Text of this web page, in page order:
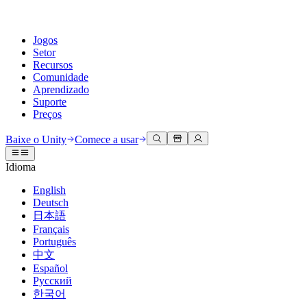
Jogos
Setor
Recursos
Comunidade
Aprendizado
Suporte
Preços
Engine do Unity
Crie jogos 2D e 3D para qualquer plataforma
Colaboração
Colabore e itere rapidamente com sua equipe
Baixe o Unity
Planos e preços
Implante
Multiplataforma
Colaboração 3D
Construa e revise projetos 3D em tempo real
Treinamento imersivo
Treine em ambientes imersivos
Experiências do cliente
Crie experiências interativas em 3D
Setores
Manufatura
Documentação
Ferramentas de desenvolvedor
Versões de lançamento e rastreador de problemas
Roteiro
Revisar recursos futuros
Glossário
Discussões
Eventos
Eventos globais e locais
Histórias da comunidade
Made with Unity
Mostrando criadores do Unity
Unity Learn
Domine habilidades do Unity gratuitamente
Treinamento profissional
Aprimore sua equipe com treinadores do Unity
É iniciante no Unity?
Conceitos básicos
Inicie seu aprendizado
Caminhos Essenciais do Unity
Obter ajuda
Ajudando você a ter sucesso com Unity
Planos de sucesso
Alcance seus objetivos mais rápido com suporte especializado
Perguntas frequentes
Respostas para perguntas comuns
Entre em contato conosco
Conecte-se com nossa equipe
Baixe o Unity Comece a usar
Idioma
English
Deutsch
日本語
Français
Português
中文
Español
Русский
한국어